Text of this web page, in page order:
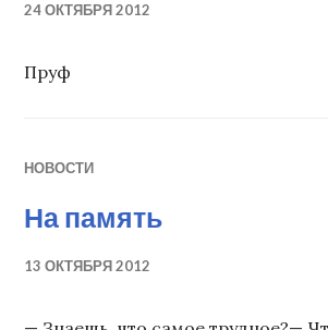
24 ОКТЯБРЯ 2012
Пруф
НОВОСТИ
На память
13 ОКТЯБРЯ 2012